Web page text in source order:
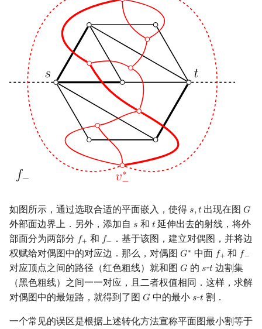
如图所示，通过选取合适的平面嵌入，使得 𝑠,𝑡
s,t 出现在图𝐺
G
外部面边界上．另外，添加自 𝑠
s 和 𝑡
t 延伸出去的射线，将外
部面分为两部分 𝑓+
f+ 和 𝑓−
f−
．基于该图，建立对偶图，并将边
权赋给对偶图中的对应边．那么，对偶图 𝐺∗
G∗ 中面 𝑓+
f+ 和 𝑓−
f−
对应顶点之间的路径（红色粗线）就和图 𝐺
G 的 𝑠
s-𝑡
t 边割集
（黑色粗线）之间一一对应，且二者权值相同．这样，求解
对偶图中的最短路，就得到了图 𝐺
G 中的最小 𝑠
s-𝑡
t 割．
一个常见的误区是根据上述转化方法宣称平面图最小割等于